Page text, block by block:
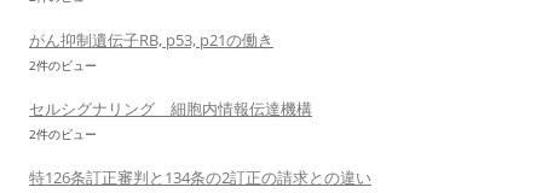
がん抑制遺伝子RB, p53, p21の働き
2件のビュー
セルシグナリング 細胞内情報伝達機構
2件のビュー
特126条訂正審判と134条の2訂正の請求との違い